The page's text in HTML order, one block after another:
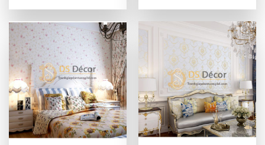
là:
tại
81.000₫.
là:
tại
85.000₫.